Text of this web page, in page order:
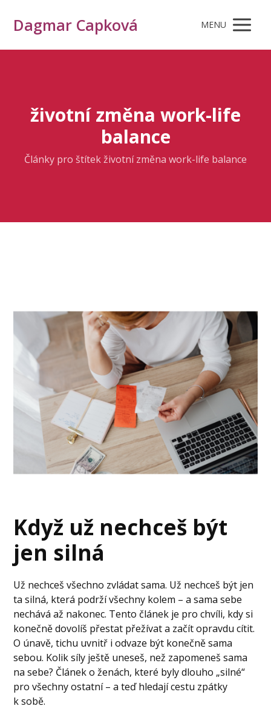
Dagmar Capková MENU
životní změna work-life
balance
Články pro štítek životní změna work-life balance
Když už nechceš být
jen silná
Už nechceš všechno zvládat sama. Už nechceš být jen
ta silná, která podrží všechny kolem – a sama sebe
nechává až nakonec. Tento článek je pro chvíli, kdy si
konečně dovolíš přestat přežívat a začít opravdu cítit.
O únavě, tichu uvnitř i odvaze být konečně sama
sebou. Kolik síly ještě uneseš, než zapomeneš sama
na sebe? Článek o ženách, které byly dlouho „silné“
pro všechny ostatní – a teď hledají cestu zpátky
k sobě.